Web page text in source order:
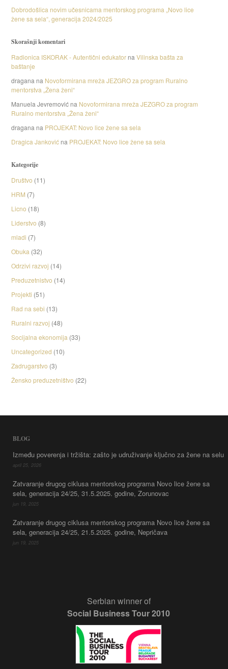
Dobrodošlica novim učesnicama mentorskog programa „Novo lice
žene sa sela“, generacija 2024/2025
Skorašnji komentari
Radionica ISKORAK - Autentični edukatorna Vilinska bašta za
baštanje
dragana na Novoformirana mreža JEZGRO za program Ruralno
mentorstva „Žena ženi“
Manuela Jevremovićna Novoformirana mreža JEZGRO za program
Ruralno mentorstva „Žena ženi“
dragana na PROJEKAT: Novo lice žene sa sela
Dragica Jankovićna PROJEKAT: Novo lice žene sa sela
Kategorije
Društvo (11)
HRM (7)
Licno (18)
Liderstvo (8)
mladi (7)
Obuka (32)
Odrzivi razvoj (14)
Preduzetnistvo (14)
Projekti (51)
Rad na sebi (13)
Ruralni razvoj (48)
Socijalna ekonomija (33)
Uncategorized (10)
Zadrugarstvo (3)
Žensko preduzetništvo (22)
BLOG
Između poverenja i tržišta: zašto je udruživanje ključno za žene na selu
april 25, 2026
Zatvaranje drugog ciklusa mentorskog programa Novo lice žene sa
sela, generacija 24/25, 31.5.2025. godine, Zorunovac
jun 19, 2025
Zatvaranje drugog ciklusa mentorskog programa Novo lice žene sa
sela, generacija 24/25, 21.5.2025. godine, Nepričava
jun 19, 2025
Serbian winner of
Social Business Tour 2010